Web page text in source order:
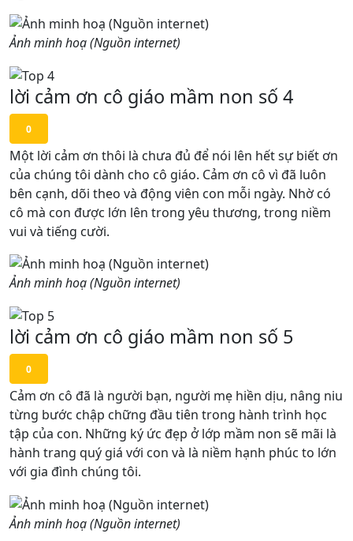
Ảnh minh hoạ (Nguồn internet)
lời cảm ơn cô giáo mầm non số 4
0
Một lời cảm ơn thôi là chưa đủ để nói lên hết sự biết ơn
của chúng tôi dành cho cô giáo. Cảm ơn cô vì đã luôn
bên cạnh, dõi theo và động viên con mỗi ngày. Nhờ có
cô mà con được lớn lên trong yêu thương, trong niềm
vui và tiếng cười.
Ảnh minh hoạ (Nguồn internet)
lời cảm ơn cô giáo mầm non số 5
0
Cảm ơn cô đã là người bạn, người mẹ hiền dịu, nâng niu
từng bước chập chững đầu tiên trong hành trình học
tập của con. Những ký ức đẹp ở lớp mầm non sẽ mãi là
hành trang quý giá với con và là niềm hạnh phúc to lớn
với gia đình chúng tôi.
Ảnh minh hoạ (Nguồn internet)